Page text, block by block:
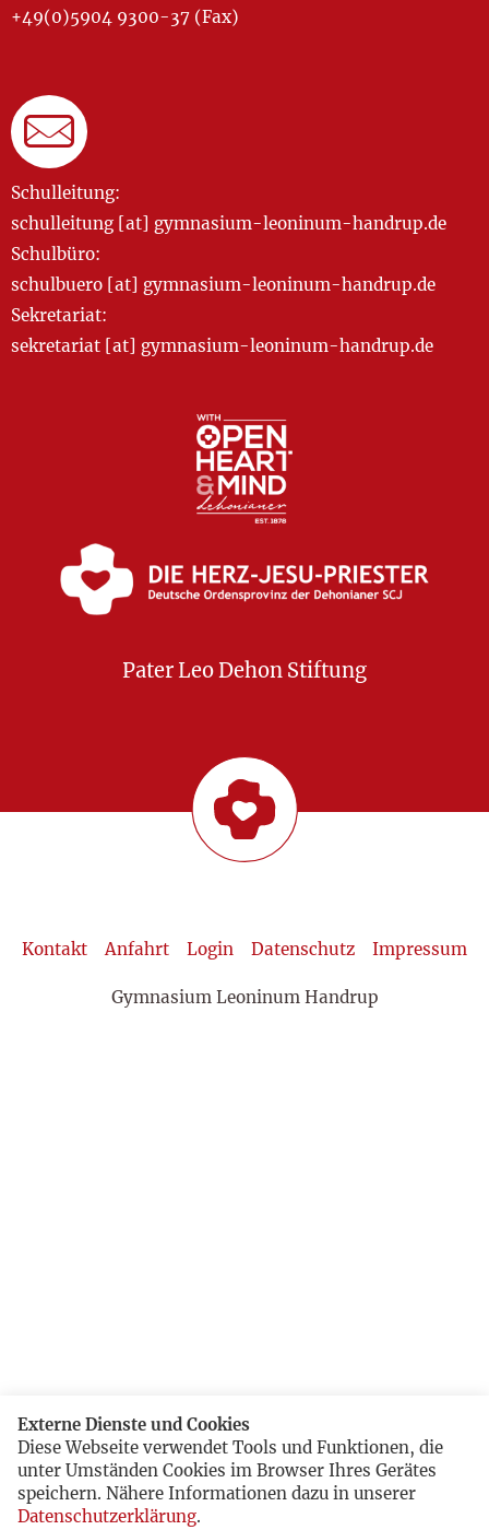
+49(0)5904 9300-37 (Fax)
Schulleitung:
schulleitung [at] gymnasium-leoninum-handrup.de
Schulbüro:
schulbuero [at] gymnasium-leoninum-handrup.de
Sekretariat:
sekretariat [at] gymnasium-leoninum-handrup.de
Pater Leo Dehon Stiftung
Kontakt Anfahrt Login Datenschutz Impressum
Gymnasium Leoninum Handrup
Externe Dienste und Cookies
Diese Webseite verwendet Tools und Funktionen, die
unter Umständen Cookies im Browser Ihres Gerätes
speichern. Nähere Informationen dazu in unserer
Datenschutzerklärung.